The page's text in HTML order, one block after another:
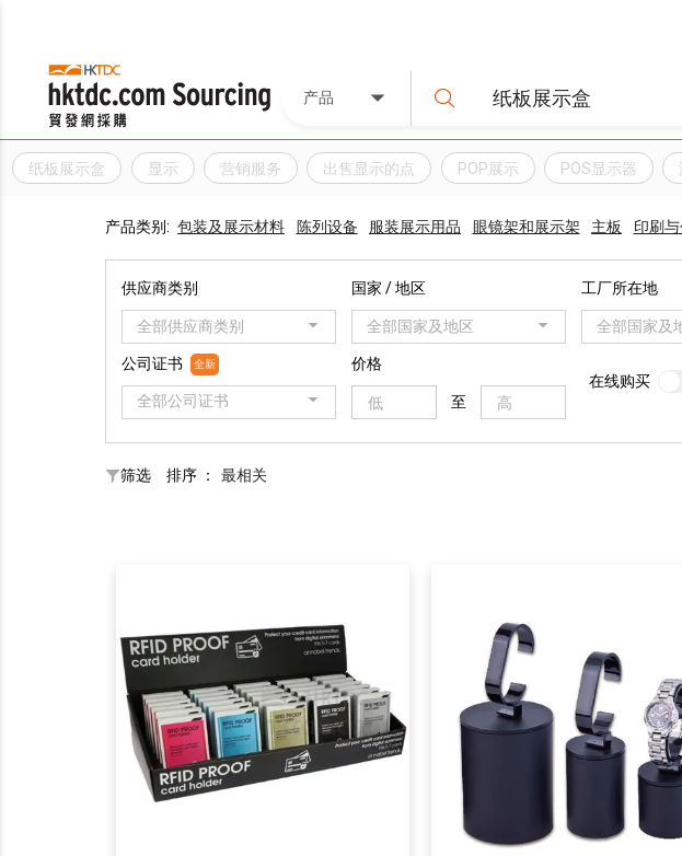
产品
纸板展示盒 显示 营销服务 出售显示的点 POP展示 POS显示器
产品类别: 包装及展示材料 陈列设备 服装展示用品 眼镜架和展示架 主板 印刷
供应商类别
全部供应商类别
国家 / 地区
全部国家及地区
工厂所在地
全部国家及
公司证书 全新
全部公司证书
价格
至
在线购买
筛选 排序 ： 最相关